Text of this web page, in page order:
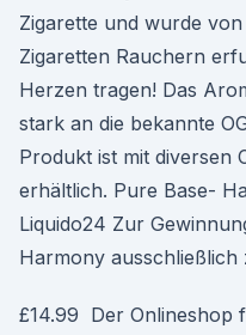
Zigarette und wurde
Zigaretten Rauchern
Herzen tragen! Das
stark an die bekannte
Produkt ist mit diversen
erhältlich. Pure Base-
Liquido24 Zur
Harmony
£14.99 Der Onlineshop